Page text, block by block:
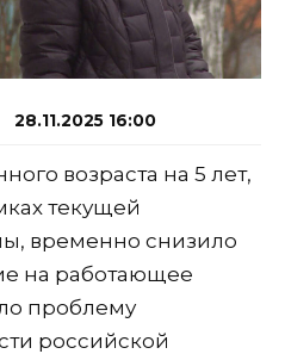
28.11.2025 16:00
возраста на 5 лет,
текущей
временно снизило
на работающее
проблему
российской